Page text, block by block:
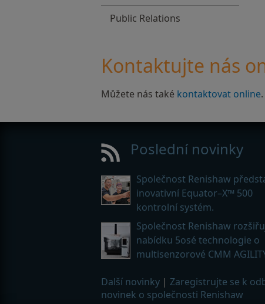
Public Relations
Kontaktujte nás
Můžete nás také kontaktovat online.
Poslední novinky
Společnost Renishaw
inovativní Equator–X™ 500
kontrolní systém.
Společnost Renishaw
nabídku 5osé technologie o
multisenzorové CMM
Další novinky | Zaregistrujte se k
novinek o společnosti Renishaw